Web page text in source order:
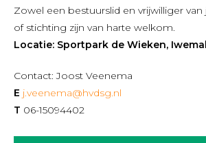
Zowel een bestuurslid en vrijwilliger
of stichting zijn van harte welkom.
Locatie: Sportpark de Wieken,
Contact: Joost Veenema
E j.veenema@hvdsg.nl
T 06-15094402